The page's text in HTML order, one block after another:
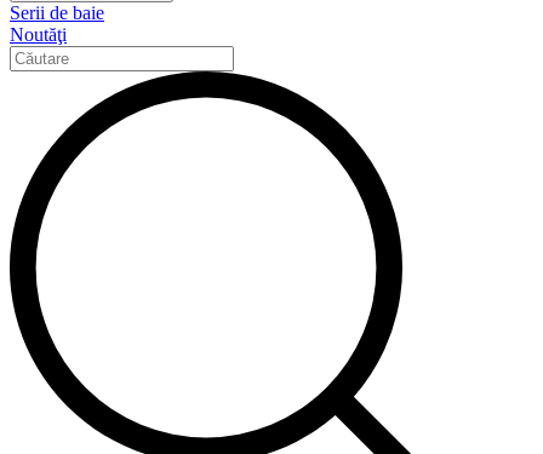
Serii de baie
Noutăţi